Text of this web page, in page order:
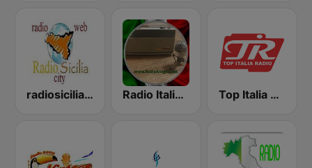
radiosicilia city catania Radio Italiana Allegria Top Italia Radio